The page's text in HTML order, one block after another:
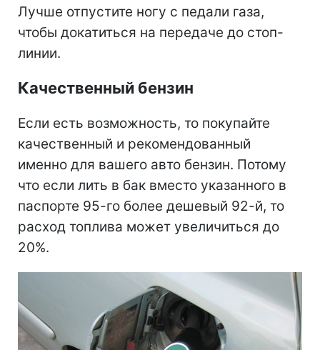
Лучше отпустите ногу с педали газа,
чтобы докатиться на передаче до стоп-
линии.
Качественный бензин
Если есть возможность, то покупайте
качественный и рекомендованный
именно для вашего авто бензин. Потому
что если лить в бак вместо указанного в
паспорте 95-го более дешевый 92-й, то
расход топлива может увеличиться до
20%.